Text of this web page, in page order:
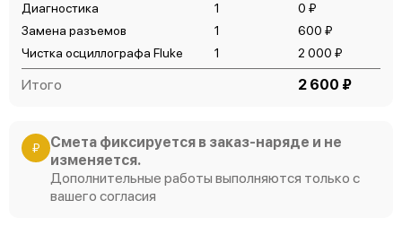
Диагностика 1
0 ₽
Замена разъемов
1
600 ₽
Чистка осциллографа Fluke
1 2 000 ₽
Итого 2 600 ₽
₽
Смета фиксируется в заказ-наряде и не
изменяется.
Дополнительные работы выполняются только с
вашего согласия